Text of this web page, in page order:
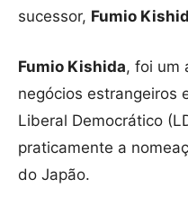
sucessor, Fumio
Fumio Kishida, foi um
negócios estrangeiros
Liberal Democrático
praticamente a
do Japão.